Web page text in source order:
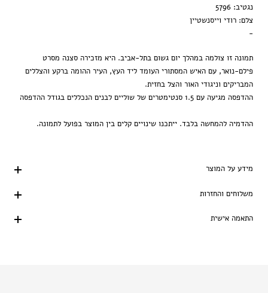
נגטיב: 5796
צלם: רודי וייסנשטיין
-
תמונה זו צולמה במהלך יום גשום בתל-אביב. היא מזכירה סצנה מסרט
פילם-נואר, עם האיש המסתורי העומד ליד העץ, העיר ההומה ברקע והצללים
המבריקים וניגודי האור והצל בחזית.
ההדפסה מגיעה עם 1.5 סנטימטרים של שוליים לבנים הנכללים בגודל ההדפסה
ההדמיה להמחשה בלבד. ייתכנו שינויים קלים בין המוצר בפועל לתמונה.
מידע על המוצר
משלוחים והחזרות
התאמה אישית